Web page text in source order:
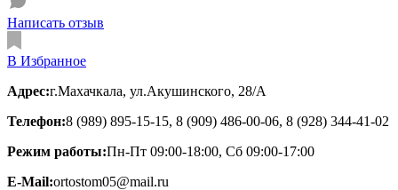
Написать отзыв
В Избранное
Адрес:г.Махачкала, ул.Акушинского, 28/А
Телефон:8 (989) 895-15-15, 8 (909) 486-00-06, 8 (928) 344-41-02
Режим работы:Пн-Пт 09:00-18:00, Сб 09:00-17:00
E-Mail:ortostom05@mail.ru